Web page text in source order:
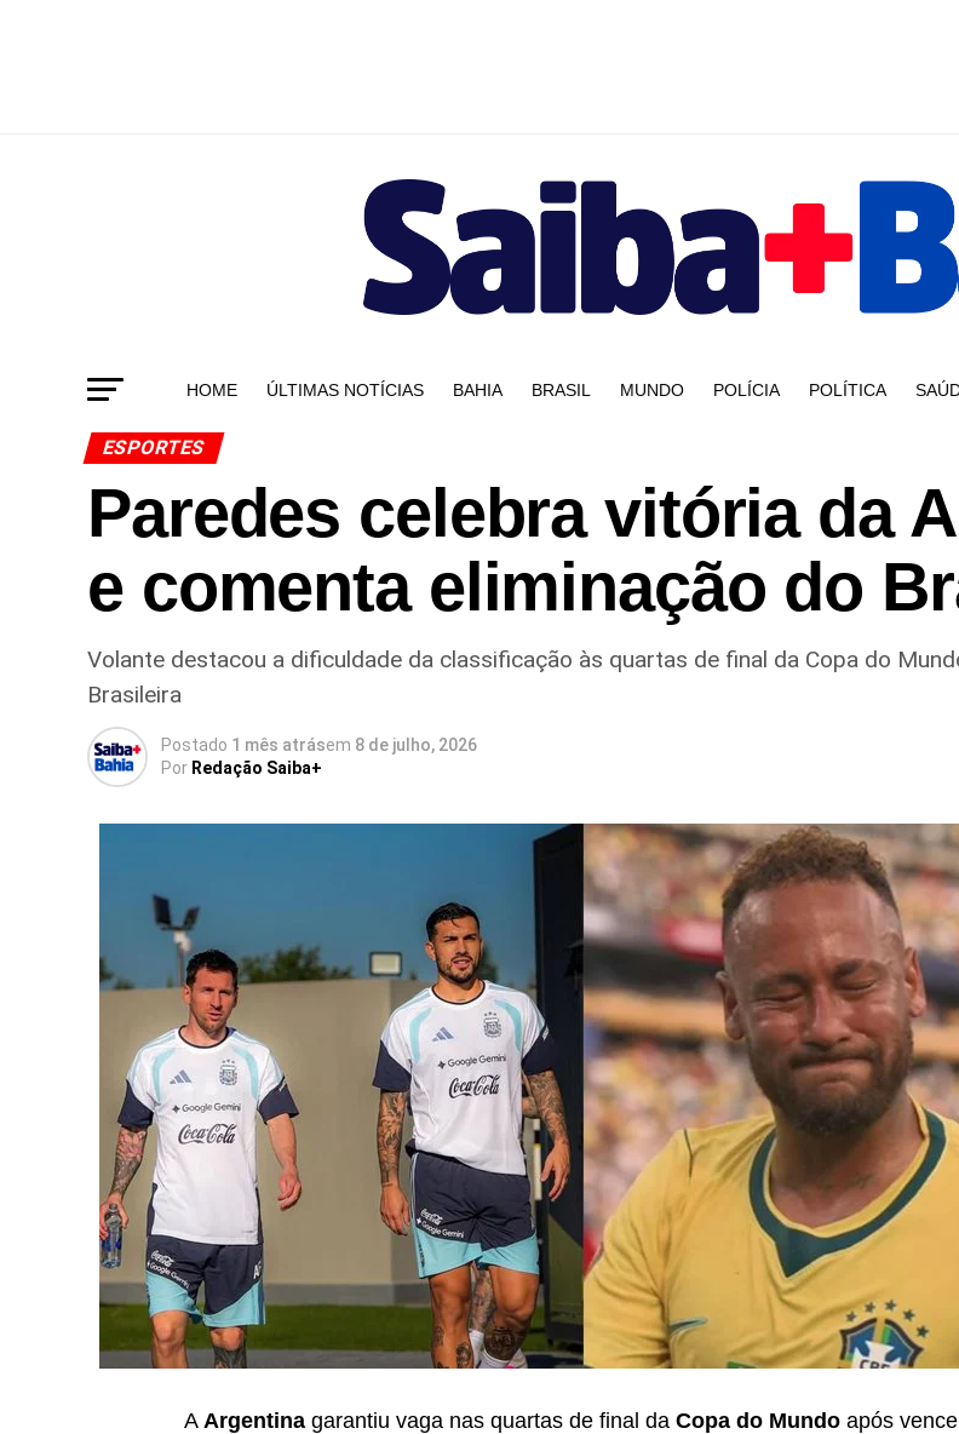
HOME ÚLTIMAS NOTÍCIAS BAHIA BRASIL MUNDO POLÍCIA POLÍTICA
ESPORTES
Paredes celebra vitória da
e comenta eliminação do
Volante destacou a dificuldade da classificação às quartas de final da Copa do
Brasileira
Postado 1 mês atrásem 8 de julho, 2026
Por Redação Saiba+
A Argentina garantiu vaga nas quartas de final da Copa do Mundo após